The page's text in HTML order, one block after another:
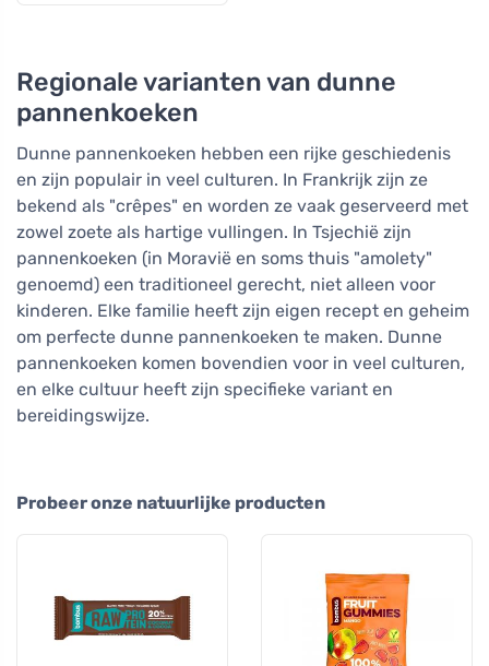
Regionale varianten van dunne
pannenkoeken
Dunne pannenkoeken hebben een rijke geschiedenis
en zijn populair in veel culturen. In Frankrijk zijn ze
bekend als "crêpes" en worden ze vaak geserveerd met
zowel zoete als hartige vullingen. In Tsjechië zijn
pannenkoeken (in Moravië en soms thuis "amolety"
genoemd) een traditioneel gerecht, niet alleen voor
kinderen. Elke familie heeft zijn eigen recept en geheim
om perfecte dunne pannenkoeken te maken. Dunne
pannenkoeken komen bovendien voor in veel culturen,
en elke cultuur heeft zijn specifieke variant en
bereidingswijze.
Probeer onze natuurlijke producten